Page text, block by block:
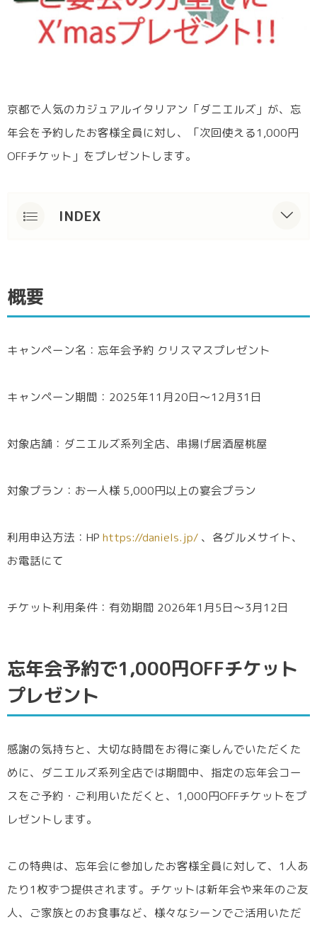
京都で人気のカジュアルイタリアン「ダニエルズ」が、忘
年会を予約したお客様全員に対し、「次回使える1,000円
OFFチケット」をプレゼントします。
INDEX
ダニエルズについて
まとめ
概要
キャンペーン名：忘年会予約 クリスマスプレゼント
キャンペーン期間：2025年11月20日～12月31日
対象店舗：ダニエルズ系列全店、串揚げ居酒屋桃屋
対象プラン：お一人様 5,000円以上の宴会プラン
利用申込方法：HP https://daniels.jp/ 、各グルメサイト、
お電話にて
チケット利用条件：有効期間 2026年1月5日～3月12日
忘年会予約で1,000円OFFチケット
プレゼント
感謝の気持ちと、大切な時間をお得に楽しんでいただくた
めに、ダニエルズ系列全店では期間中、指定の忘年会コー
スをご予約・ご利用いただくと、1,000円OFFチケットをプ
レゼントします。
この特典は、忘年会に参加したお客様全員に対して、1人あ
たり1枚ずつ提供されます。チケットは新年会や来年のご友
人、ご家族とのお食事など、様々なシーンでご活用いただ